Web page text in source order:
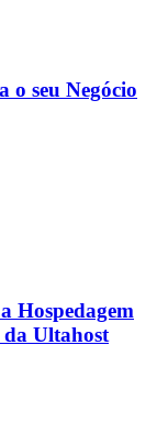
o seu Negócio
Hospedagem
da Ultahost